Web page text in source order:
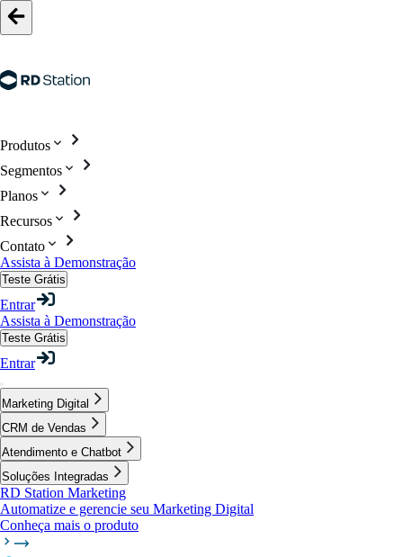
Produtos
Segmentos
Planos
Recursos
Contato
Assista à Demonstração
Teste Grátis
Entrar
Assista à Demonstração
Teste Grátis
Entrar
Marketing Digital
CRM de Vendas
Atendimento e Chatbot
Soluções Integradas
RD Station Marketing
Automatize e gerencie seu Marketing Digital
Conheça mais o produto